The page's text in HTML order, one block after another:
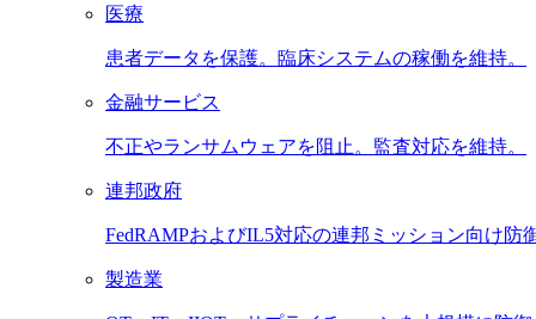
医療
患者データを保護。臨床システムの稼働を維持。
金融サービス
不正やランサムウェアを阻止。監査対応を維持。
連邦政府
FedRAMPおよびIL5対応の連邦ミッション向け防
製造業